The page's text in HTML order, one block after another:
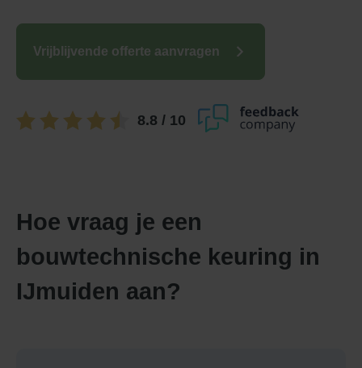
Vrijblijvende offerte aanvragen
8.8 / 10
Hoe vraag je een
bouwtechnische keuring in
IJmuiden aan?